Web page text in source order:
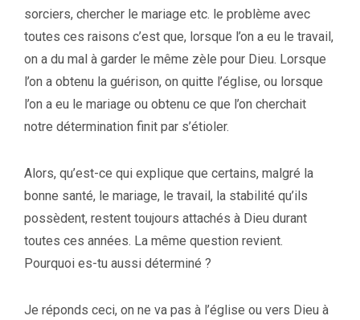
sorciers, chercher le mariage etc. le problème avec
toutes ces raisons c’est que, lorsque l’on a eu le travail,
on a du mal à garder le même zèle pour Dieu. Lorsque
l’on a obtenu la guérison, on quitte l’église, ou lorsque
l’on a eu le mariage ou obtenu ce que l’on cherchait
notre détermination finit par s’étioler.
Alors, qu’est-ce qui explique que certains, malgré la
bonne santé, le mariage, le travail, la stabilité qu’ils
possèdent, restent toujours attachés à Dieu durant
toutes ces années. La même question revient.
Pourquoi es-tu aussi déterminé ?
Je réponds ceci, on ne va pas à l’église ou vers Dieu à